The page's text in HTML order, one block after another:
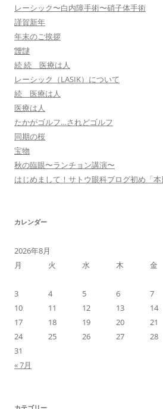
レーシック〜白内障手術〜硝子体手術
謹賀新年
年末のご挨拶
靉靆
続 続 医療は人
レーシック（LASIK）について
続 医療は人
医療は人
たかがゴルフ…されどゴルフ
同期の桜
宝物
秋の臨眼〜ランチョン講演〜
はじめまして！サトウ眼科ブログ初め「本
カレンダー
2026年8月
月
火 水 木 金
3
4 5 6 7
10
11 12 13 14
17
18 19 20 21
24
25 26 27 28
31
« 7月